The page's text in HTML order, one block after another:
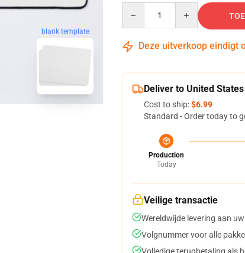
blank template
Deze uitverkoop eindigt
Deliver to United States
Cost to ship:$6.99
Standard - Order today to
Production
Today
Veilige transactie
Wereldwijde levering aan
Volgnummer voor alle